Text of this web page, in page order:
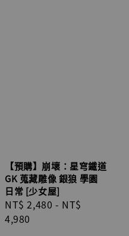
【預購】崩壞：星穹鐵道
GK 蒐藏雕像 銀狼 學園
日常 [少女屋]
Regular
price
NT$ 2,480 - NT$
4,980